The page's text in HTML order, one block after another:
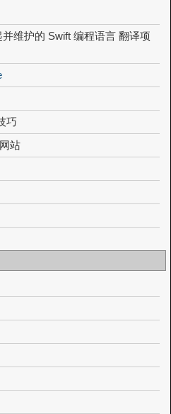
并维护的 Swift 编程语言 翻译项
巧
站